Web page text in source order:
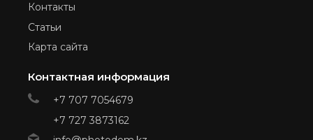
Контакты
Статьи
Карта сайта
Контактная информация
+7 707 7054679
+7 727 3873162